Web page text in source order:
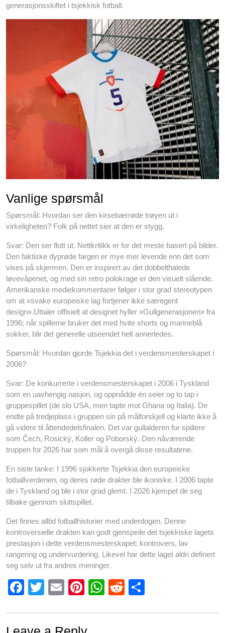
generasjonsskiftet i tsjekkisk fotball.
Vanlige spørsmål
Spørsmål: Hvordan ser den kirsebærrøde trøyen ut i
virkeligheten? Folk på nettet sier at den er stygg.
Svar: Den ser flott ut. Nettkritikk er for det meste basert på bilder.
Den faktiske dyprøde fargen er mye mer levende enn det som
vises på skjermen. Den er inspirert av det dobbelthalede
løvevåpenet, og med sin retro polokrage er den visuelt slående.
Amerikanske mediekommentarer følger i stor grad stereotypen
om at «svake europeiske lag fortjener ikke særegent
design».Uttaler offisielt at designet hyller «Gullgenerasjonen» fra
1996; når spillerne bruker det med hvite shorts og marineblå
sokker, blir det generelle utseendet helt annerledes.
Spørsmål: Hvordan gjorde Tsjekkia det i verdensmesterskapet i
2006?
Svar: De konkurrerte i verdensmesterskapet i 2006 i Tyskland
som en uavhengig nasjon, og oppnådde én seier og to tap i
gruppespillet (de slo USA, men tapte mot Ghana og Italia). De
endte på tredjeplass i gruppen sin på målforskjell og klarte ikke å
gå videre til åttendedelsfinalen. Det var gullalderen for spillere
som Čech, Rosický, Koller og Poborský. Den nåværende
troppen for 2026 har som mål å overgå disse resultatene.
En siste tanke: I 1996 sjokkerte Tsjekkia den europeiske
fotballverdenen, og deres røde drakter ble ikoniske. I 2006 tapte
de i Tyskland og ble i stor grad glemt. I 2026 kjempet de seg
tilbake gjennom sluttspillet.
Det finnes alltid fotballhistorier med underdogen. Denne
kontroversielle drakten kan godt gjenspeile det tsjekkiske lagets
prestasjon i dette verdensmesterskapet: kontrovers, lav
rangering og undervurdering. Likevel har dette laget aldri definert
seg selv ut fra andres meninger.
F
c
T
tt
E
ail
Pi
er
W
at
R
d
ar